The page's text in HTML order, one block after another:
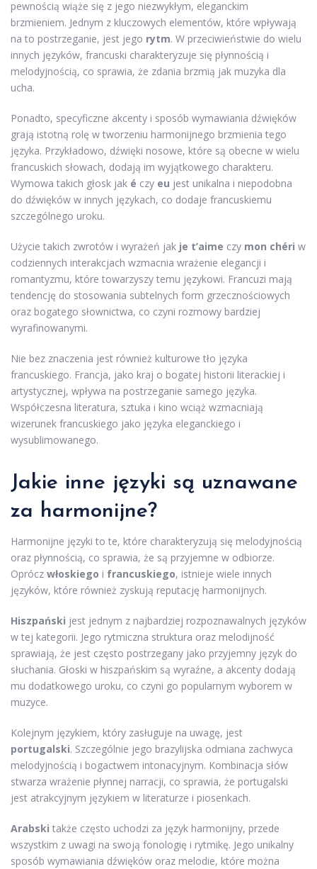
pewnością wiąże się z jego niezwykłym, eleganckim
brzmieniem. Jednym z kluczowych elementów, które wpływają
na to postrzeganie, jest jego rytm. W przeciwieństwie do wielu
innych języków, francuski charakteryzuje się płynnością i
melodyjnością, co sprawia, że zdania brzmią jak muzyka dla
ucha.
Ponadto, specyficzne akcenty i sposób wymawiania dźwięków
grają istotną rolę w tworzeniu harmonijnego brzmienia tego
języka. Przykładowo, dźwięki nosowe, które są obecne w wielu
francuskich słowach, dodają im wyjątkowego charakteru.
Wymowa takich głosk jak é czy eu jest unikalna i niepodobna
do dźwięków w innych językach, co dodaje francuskiemu
szczególnego uroku.
Użycie takich zwrotów i wyrażeń jak je t’aime czy mon chéri w
codziennych interakcjach wzmacnia wrażenie elegancji i
romantyzmu, które towarzyszy temu językowi. Francuzi mają
tendencję do stosowania subtelnych form grzecznościowych
oraz bogatego słownictwa, co czyni rozmowy bardziej
wyrafinowanymi.
Nie bez znaczenia jest również kulturowe tło języka
francuskiego. Francja, jako kraj o bogatej historii literackiej i
artystycznej, wpływa na postrzeganie samego języka.
Współczesna literatura, sztuka i kino wciąż wzmacniają
wizerunek francuskiego jako języka eleganckiego i
wysublimowanego.
Jakie inne języki są uznawane
za harmonijne?
Harmonijne języki to te, które charakteryzują się melodyjnością
oraz płynnością, co sprawia, że są przyjemne w odbiorze.
Oprócz włoskiego i francuskiego, istnieje wiele innych
języków, które również zyskują reputację harmonijnych.
Hiszpański jest jednym z najbardziej rozpoznawalnych języków
w tej kategorii. Jego rytmiczna struktura oraz melodijność
sprawiają, że jest często postrzegany jako przyjemny język do
słuchania. Głoski w hiszpańskim są wyraźne, a akcenty dodają
mu dodatkowego uroku, co czyni go popularnym wyborem w
muzyce.
Kolejnym językiem, który zasługuje na uwagę, jest
portugalski. Szczególnie jego brazylijska odmiana zachwyca
melodyjnością i bogactwem intonacyjnym. Kombinacja słów
stwarza wrażenie płynnej narracji, co sprawia, że portugalski
jest atrakcyjnym językiem w literaturze i piosenkach.
Arabski także często uchodzi za język harmonijny, przede
wszystkim z uwagi na swoją fonologię i rytmikę. Jego unikalny
sposób wymawiania dźwięków oraz melodie, które można